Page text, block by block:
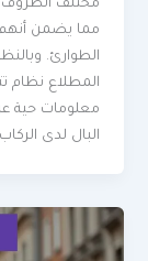
مختلف الظروف
مما يضمن أنهم
الطوارئ. وبالنظر
معلومات حية عن
البال لدى الركاب.